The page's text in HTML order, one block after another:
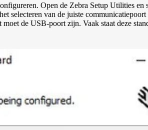
Open de Zebra Setup Utilities en
selecteren van de juiste
de USB-poort zijn. Vaak staat deze